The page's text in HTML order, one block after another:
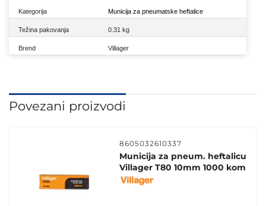
Kategorija Municija za pneumatske heftalice
Težina pakovanja 0.31 kg
Brend Villager
Povezani proizvodi
8605032610337
Municija za pneum. heftalicu
Villager T80 10mm 1000 kom